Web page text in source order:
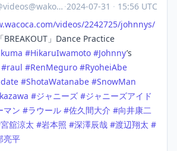
videos@wakoka.com ·2024-07-31 · 15:56 UTC
wacoca.com/videos/2242725/johnnys/
」Dance Practice
#HikaruIwamoto #Johnny’s
#raul #RenMeguro #RyoheiAbe
#ShotaWatanabe #SnowMan
#ジャニーズ #ジャニーズアイド
マン #ラウール #佐久間大介 #向井康二
宮舘涼太 #岩本照 #深澤辰哉 #渡辺翔太 #
亮平